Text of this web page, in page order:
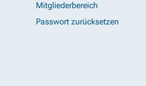
Mitgliederbereich
Passwort zurücksetzen